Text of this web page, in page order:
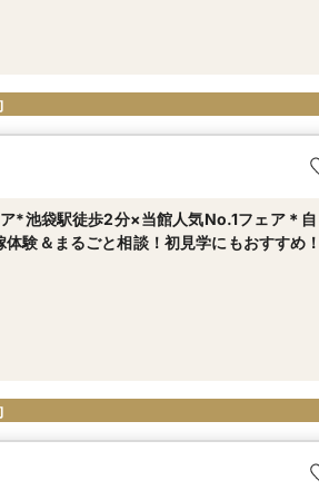
*池袋駅徒歩2分×当館人気No.1フェア＊自
験＆まるごと相談！初見学にもおすすめ！